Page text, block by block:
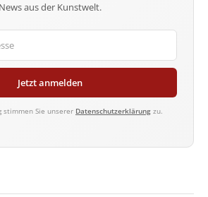
News aus der Kunstwelt.
Jetzt anmelden
stimmen Sie unserer Datenschutzerklärung zu.